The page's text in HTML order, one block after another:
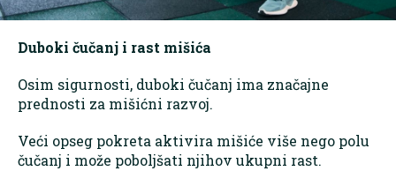
Duboki čučanj i rast mišića
Osim sigurnosti, duboki čučanj ima značajne
prednosti za mišićni razvoj.
Veći opseg pokreta aktivira mišiće više nego polu
čučanj i može poboljšati njihov ukupni rast.